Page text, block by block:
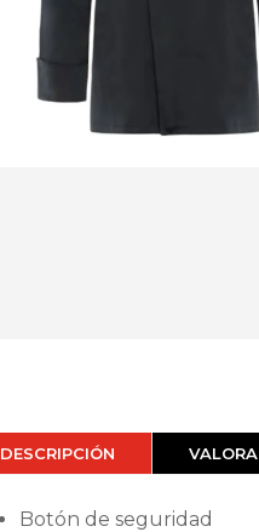
DESCRIPCIÓN
Botón de seguridad